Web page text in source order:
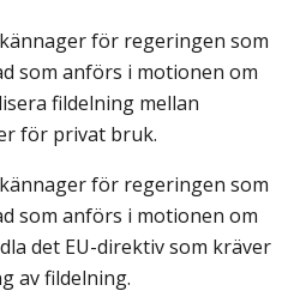
för regeringen som
som anförs i motionen om
fildelning mellan
för privat bruk.
för regeringen som
som anförs i motionen om
det EU-direktiv som kräver
av fildelning.